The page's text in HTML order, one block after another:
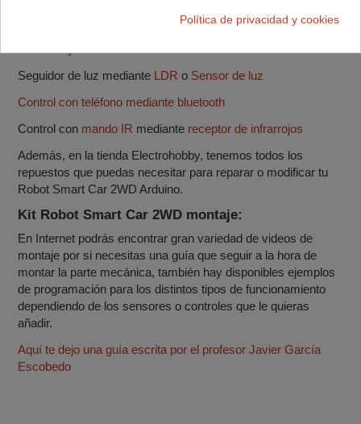
Seguidor de luz mediante LDR o Sensor de luz
Control con teléfono mediante bluetooth
Control con mando IR mediante receptor de infrarrojos
Además, en la tienda Electrohobby, tenemos todos los
repuestos que puedas necesitar para reparar o modificar tu
Robot Smart Car 2WD Arduino.
Kit Robot Smart Car 2WD montaje:
En Internet podrás encontrar gran variedad de videos de
montaje por si necesitas una guía que seguir a la hora de
montar la parte mecánica, también hay disponibles ejemplos
de programación para los distintos tipos de funcionamiento
dependiendo de los sensores o controles que le quieras
añadir.
Aquí te dejo una guía escrita por el profesor Javier García
Escobedo
Política de privacidad y cookies